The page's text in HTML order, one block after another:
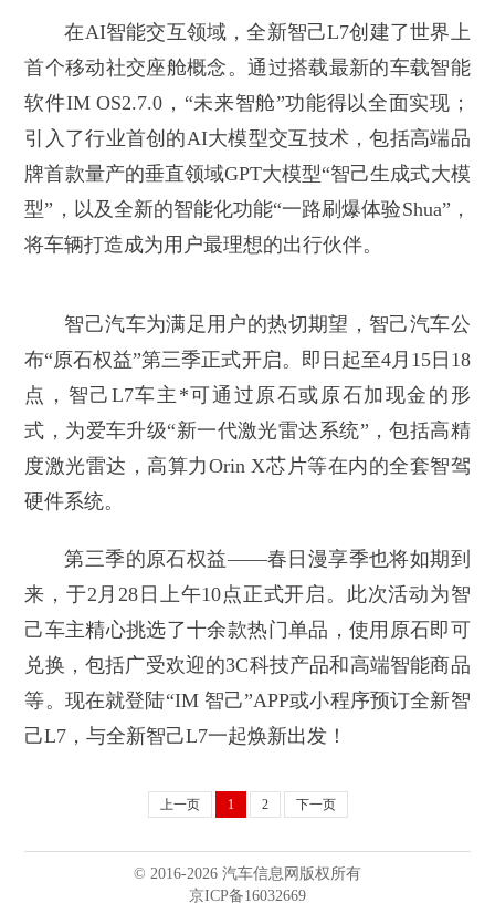
在AI智能交互领域，全新智己L7创建了世界上
首个移动社交座舱概念。通过搭载最新的车载智能
软件IM OS2.7.0，“未来智舱”功能得以全面实现；
引入了行业首创的AI大模型交互技术，包括高端品
牌首款量产的垂直领域GPT大模型“智己生成式大模
型”，以及全新的智能化功能“一路刷爆体验Shua”，
将车辆打造成为用户最理想的出行伙伴。
智己汽车为满足用户的热切期望，智己汽车公
布“原石权益”第三季正式开启。即日起至4月15日18
点，智己L7车主*可通过原石或原石加现金的形
式，为爱车升级“新一代激光雷达系统”，包括高精
度激光雷达，高算力Orin X芯片等在内的全套智驾
硬件系统。
第三季的原石权益——春日漫享季也将如期到
来，于2月28日上午10点正式开启。此次活动为智
己车主精心挑选了十余款热门单品，使用原石即可
兑换，包括广受欢迎的3C科技产品和高端智能商品
等。现在就登陆“IM 智己”APP或小程序预订全新智
己L7，与全新智己L7一起焕新出发！
上一页 1 2 下一页
© 2016-2026 汽车信息网版权所有
京ICP备16032669